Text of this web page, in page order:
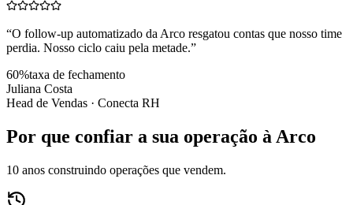
“O follow-up automatizado da Arco resgatou contas que nosso time
perdia. Nosso ciclo caiu pela metade.”
60%taxa de fechamento
Juliana Costa
Head de Vendas · Conecta RH
Por que confiar a sua operação à Arco
10 anos construindo operações que vendem.